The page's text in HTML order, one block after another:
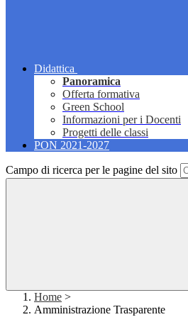
Didattica
Panoramica
Offerta formativa
Green School
Informazioni per i Docenti
Progetti delle classi
PON 2021-2027
Campo di ricerca per le pagine del sito
Home >
Amministrazione Trasparente